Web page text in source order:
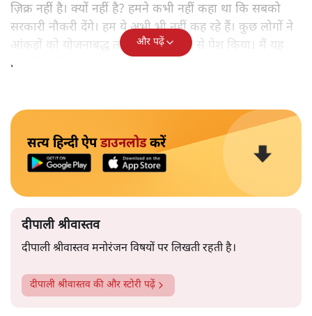
ज़िक्र नहीं है। क्यों नहीं है? हमने कभी नहीं कहा था कि सबको
सरकारी नौकरी देंगे। हम ये अभी भी नहीं कह रहे हैं। कुछ लोगों ने
आंकड़ों को योजनाबद्ध तरीके से ग़लत ढंग से पेश किया। मैं यह
दिल्ली में भी कह चुका हूं।’
और पढ़ें
सत्य हिन्दी ऐपडाउनलोडकरें
दीपाली श्रीवास्तव
दीपाली श्रीवास्तव मनोरंजन विषयों पर लिखती रहती है।
दीपाली श्रीवास्तव की और स्टोरी पढ़ें